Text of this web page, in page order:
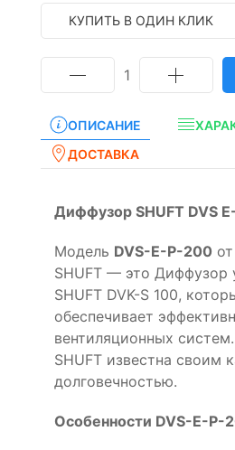
КУПИТЬ В ОДИН КЛИК
1
ОПИСАНИЕ
ДОСТАВКА
Диффузор SHUFT DVS
Модель DVS-E-P-200
SHUFT — это Диффузор
SHUFT DVK-S 100,
обеспечивает
вентиляционных
SHUFT известна своим
долговечностью.
Особенности DVS-E-P-